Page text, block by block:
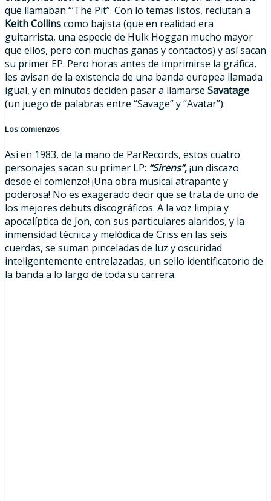
que llamaban “’The Pit”. Con lo temas listos, reclutan a
Keith Collinscomo bajista (que en realidad era
guitarrista, una especie de Hulk Hoggan mucho mayor
que ellos, pero con muchas ganas y contactos) y así sacan
su primer EP. Pero horas antes de imprimirse la gráfica,
les avisan de la existencia de una banda europea llamada
igual, y en minutos deciden pasar a llamarse Savatage
(un juego de palabras entre “Savage” y “Avatar”).
Los comienzos
Así en 1983, de la mano de ParRecords, estos cuatro
personajes sacan su primer LP: “Sirens”,¡un discazo
desde el comienzo! ¡Una obra musical atrapante y
poderosa! No es exagerado decir que se trata de uno de
los mejores debuts discográficos. A la voz limpia y
apocalíptica de Jon, con sus particulares alaridos, y la
inmensidad técnica y melódica de Criss en las seis
cuerdas, se suman pinceladas de luz y oscuridad
inteligentemente entrelazadas, un sello identificatorio de
la banda a lo largo de toda su carrera.